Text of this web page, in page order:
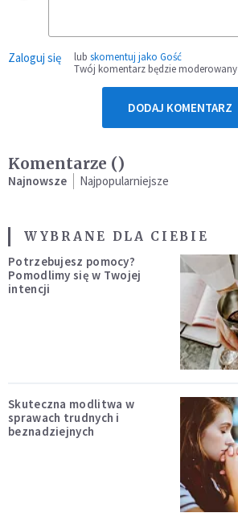
Zaloguj się lub skomentuj jako Gość
Twój komentarz będzie moderowany
DODAJ KOMENTARZ
Komentarze ()
Najnowsze Najpopularniejsze
WYBRANE DLA CIEBIE
Potrzebujesz pomocy?
Pomodlimy się w Twojej
intencji
Skuteczna modlitwa w
sprawach trudnych i
beznadziejnych